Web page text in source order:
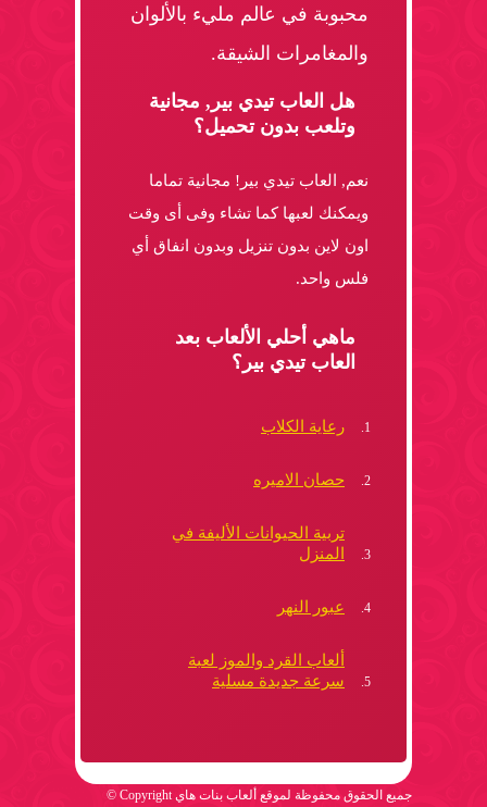
محبوبة في عالم مليء بالألوان
والمغامرات الشيقة.
هل العاب تيدي بير, مجانية
وتلعب بدون تحميل؟
نعم, العاب تيدي بير! مجانية تماما
ويمكنك لعبها كما تشاء وفى أى وقت
اون لاين بدون تنزيل وبدون انفاق أي
فلس واحد.
ماهي أحلي الألعاب بعد
العاب تيدي بير؟
رعاية الكلاب
حصان الاميره
تربية الحيوانات الأليفة في
المنزل
عبور النهر
ألعاب القرد والموز لعبة
سرعة جديدة مسلية
جميع الحقوق محفوظة لموقع ألعاب بنات هاي Copyright ©